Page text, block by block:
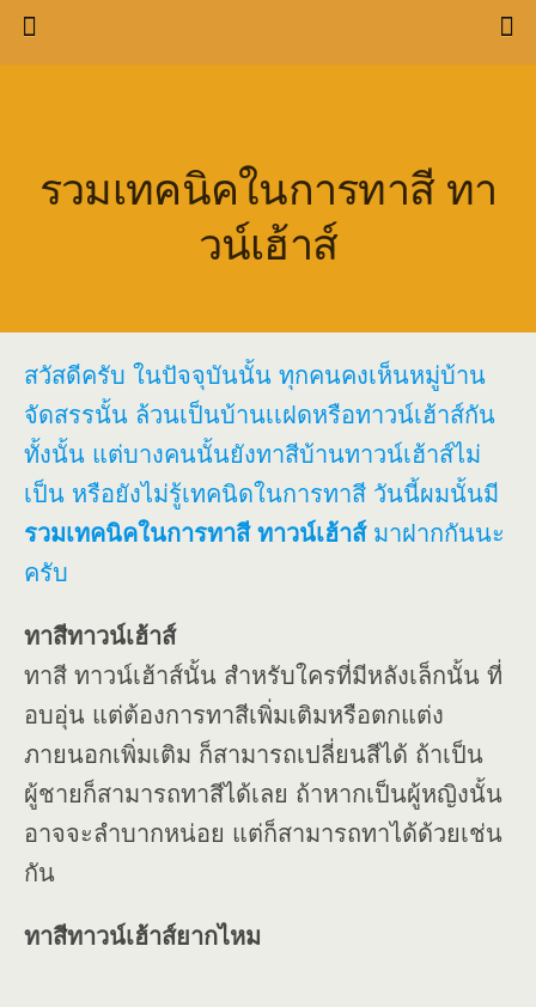
รวมเทคนิคในการทาสี ทา
วน์เฮ้าส์
สวัสดีครับ ในปัจจุบันนั้น ทุกคนคงเห็นหมู่บ้าน
จัดสรรนั้น ล้วนเป็นบ้านเเฝดหรือทาวน์เฮ้าส์กัน
ทั้งนั้น แต่บางคนนั้นยังทาสีบ้านทาวน์เฮ้าส์ไม่
เป็น หรือยังไม่รู้เทคนิดในการทาสี วันนี้ผมนั้นมี
รวมเทคนิคในการทาสี ทาวน์เฮ้าส์มาฝากกันนะ
ครับ
ทาสีทาวน์เฮ้าส์
ทาสี ทาวน์เฮ้าส์นั้น สำหรับใครที่มีหลังเล็กนั้น ที่
อบอุ่น แต่ต้องการทาสีเพิ่มเติมหรือตกแต่ง
ภายนอกเพิ่มเติม ก็สามารถเปลี่ยนสีได้ ถ้าเป็น
ผู้ชายก็สามารถทาสีได้เลย ถ้าหากเป็นผู้หญิงนั้น
อาจจะลำบากหน่อย แต่ก็สามารถทาได้ด้วยเช่น
กัน
ทาสีทาวน์เฮ้าส์ยากไหม